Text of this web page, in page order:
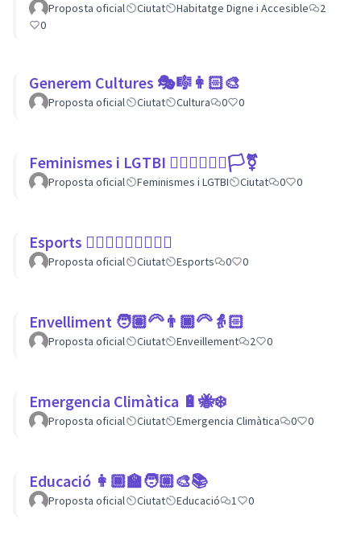
Proposta oficial Ciutat Habitatge Digne i Accesible
2
0
Generem Cultures 🎭🎼👩🏻‍🎨
Proposta oficial Ciutat Cultura 0 0
Feminismes i LGTBI 💁🏽‍♀👩‍❤️‍👩🏳️‍⚧️
Proposta oficial Feminismes i LGTBI Ciutat 0 0
Esports 🏃🏾‍♀⛹🏼‍♀🏄🏼‍♂
Proposta oficial Ciutat Esports 0 0
Envelliment 🧑🏽‍🦳👨🏿‍🦳👵🏻
Proposta oficial Ciutat Enveillement 2 0
Emergencia Climàtica 🔋🐝❄️
Proposta oficial Ciutat Emergencia Climàtica 0 0
Educació 👩🏾‍🏫🧑🏼‍🎨📚
Proposta oficial Ciutat Educació 1 0